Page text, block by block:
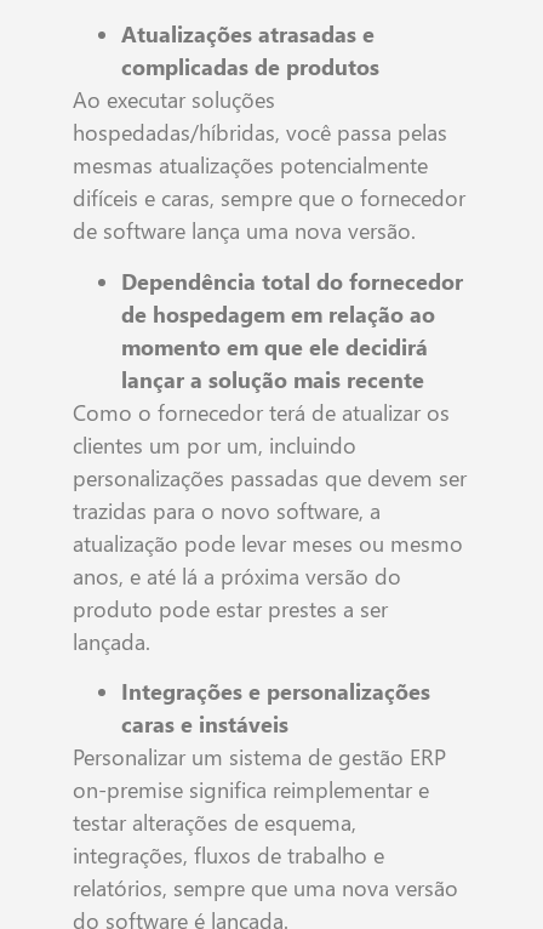
Atualizações atrasadas e
complicadas de produtos
Ao executar soluções
hospedadas/híbridas, você passa pelas
mesmas atualizações potencialmente
difíceis e caras, sempre que o fornecedor
de software lança uma nova versão.
Dependência total do fornecedor
de hospedagem em relação ao
momento em que ele decidirá
lançar a solução mais recente
Como o fornecedor terá de atualizar os
clientes um por um, incluindo
personalizações passadas que devem ser
trazidas para o novo software, a
atualização pode levar meses ou mesmo
anos, e até lá a próxima versão do
produto pode estar prestes a ser
lançada.
Integrações e personalizações
caras e instáveis
Personalizar um sistema de gestão ERP
on-premise significa reimplementar e
testar alterações de esquema,
integrações, fluxos de trabalho e
relatórios, sempre que uma nova versão
do software é lançada.